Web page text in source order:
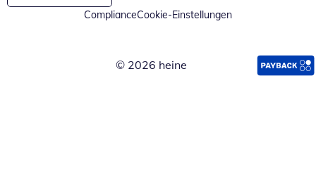
ComplianceCookie-Einstellungen
© 2026 heine